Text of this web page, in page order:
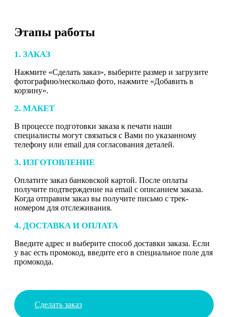
Этапы работы
1. ЗАКАЗ
Нажмите «Сделать заказ», выберите размер и загрузите
фотографию/несколько фото, нажмите «Добавить в
корзину».
2. МАКЕТ
В процессе подготовки заказа к печати наши
специалисты могут связаться с Вами по указанному
телефону или email для согласования деталей.
3. ИЗГОТОВЛЕНИЕ
Оплатите заказ банковской картой. После оплаты
получите подтверждение на email с описанием заказа.
Когда отправим заказ вы получите письмо с трек-
номером для отслеживания.
4. ДОСТАВКА И ОПЛАТА
Введите адрес и выберите способ доставки заказа. Если
у вас есть промокод, введите его в специальное поле для
промокода.
Сделать заказ